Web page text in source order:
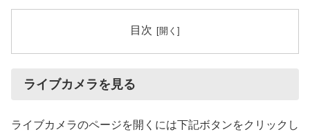
目次
ライブカメラを見る
ライブカメラのページを開くには下記ボタンをクリックし